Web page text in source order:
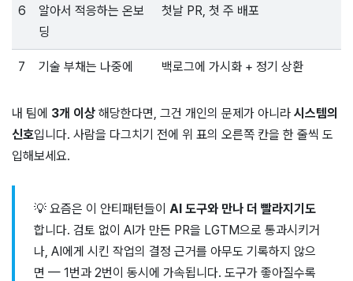
6
알아서 적응하는 온보
딩
첫날 PR, 첫 주 배포
7 기술 부채는 나중에 백로그에 가시화 + 정기 상환
내 팀에 3개 이상 해당한다면, 그건 개인의 문제가 아니라 시스템의
신호입니다. 사람을 다그치기 전에 위 표의 오른쪽 칸을 한 줄씩 도
입해보세요.
💡 요즘은 이 안티패턴들이 AI 도구와 만나 더 빨라지기도
합니다. 검토 없이 AI가 만든 PR을 LGTM으로 통과시키거
나, AI에게 시킨 작업의 결정 근거를 아무도 기록하지 않으
면 — 1번과 2번이 동시에 가속됩니다. 도구가 좋아질수록